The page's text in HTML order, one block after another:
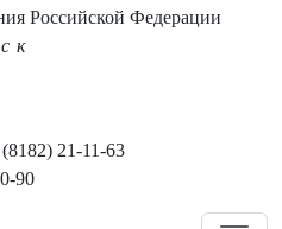
Российской Федерации
21-11-63
90